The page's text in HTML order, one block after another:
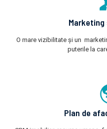
O mare vizibilitate și un
puterile la
Plan de